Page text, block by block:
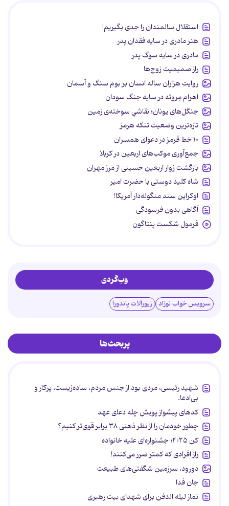
استقلال سالمندان را جدی بگیریم!
هنر مادری در سایه‌ فقدان پدر
مادری در سایه سوگ پدر
راز صمیمیت زوج‌ها
روایت هزاران ساله انسان بر بوم سنگ و آسمان
اهرام مِروئه در سایه جنگ سودان
جنگل‌های یونان؛ نقاشیِ سوخته‌ی زمین
تازه‌ترین وضعیت تنگه هرمز
۱۰ خط قرمز در دعوای همسران
جمع‌آوری موکب‌های اربعین در کربلا
بازگشت زوار اربعین حسینی از مرز مهران
شاه کلید دوستی با حضرت امیر
اوکراین سند منگوله‌دار آمریکا!
آگاهی بدون فرسودگی
فرمول شکست پنتاگون
وب‌گردی
سرویس خواب نوزاد زیورآلات پاندورا
پربحث‌ها
شهید رئیسی، مردی بود از جنس مردم، ساده‌زیست، پرکار و
بی‌ادعا.
کدهای پیشواز پویش چله دعای عهد
چطور خودمان را از نظر ذهنی ۳۸ برابر قوی‌تر کنیم؟
کن ۲۰۲۵؛ جشنواره‌ای علیه خانواده
راز افرادی که کمتر ضرر می‌کنند!
دورود، سرزمین شگفتی‌های طبیعت
جان فدا
نماز لیله الدفن برای شهدای بیت رهبری